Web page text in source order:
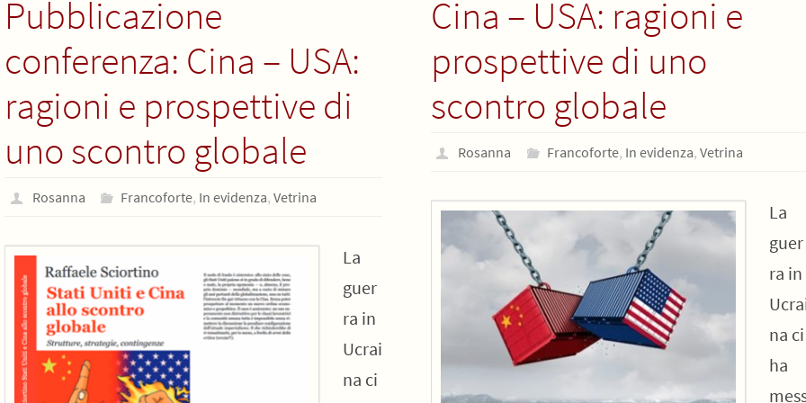
Pubblicazione
conferenza: Cina – USA:
ragioni e prospettive di
uno scontro globale
Rosanna Francoforte, In evidenza,Vetrina
La
guer
ra in
Ucrai
na ci
Cina – USA: ragioni e
prospettive di uno
scontro globale
Rosanna Francoforte, In evidenza,Vetrina
La
guer
ra in
na ci
ha